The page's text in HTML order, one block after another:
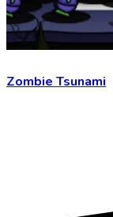
Zombie Tsunami